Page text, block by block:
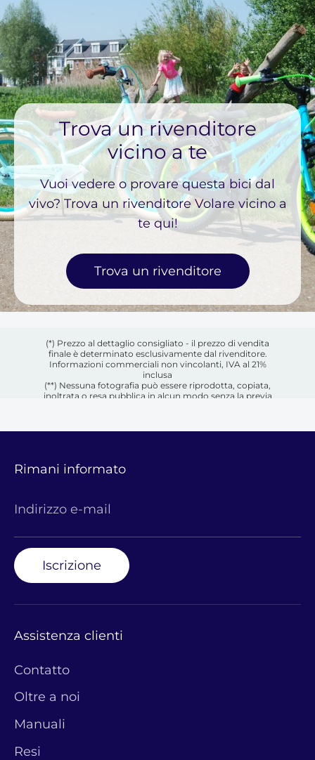
Trova un rivenditore
vicino a te
Vuoi vedere o provare questa bici dal
vivo? Trova un rivenditore Volare vicino a
te qui!
Trova un rivenditore
(*) Prezzo al dettaglio consigliato - il prezzo di vendita
finale è determinato esclusivamente dal rivenditore.
Informazioni commerciali non vincolanti, IVA al 21%
inclusa
(**) Nessuna fotografia può essere riprodotta, copiata,
inoltrata o resa pubblica in alcun modo senza la previa
Rimani informato
Indirizzo e-mail
Iscrizione
Assistenza clienti
Contatto
Oltre a noi
Manuali
Resi